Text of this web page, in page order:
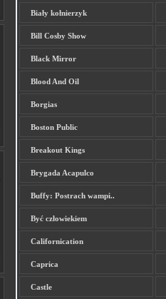
Biały kołnierzyk
Bill Cosby Show
Black Mirror
Blood And Oil
Borgias
Boston Public
Breakout Kings
Brygada Acapulco
Buffy: Postrach wampi..
Być człowiekiem
Californication
Caprica
Castle